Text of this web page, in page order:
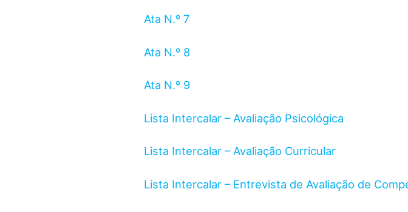
Ata N.º 7
Ata N.º 8
Ata N.º 9
Lista Intercalar – Avaliação Psicológica
Lista Intercalar – Avaliação Curricular
Lista Intercalar – Entrevista de Avaliação de